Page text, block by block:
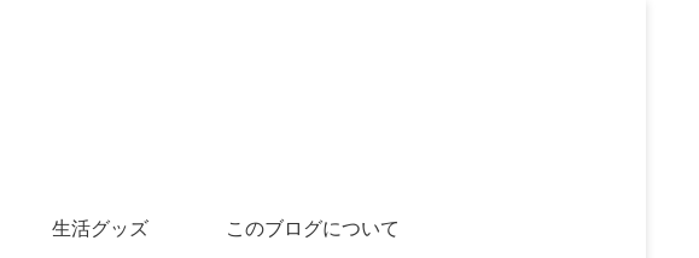
生活グッズ このブログについて